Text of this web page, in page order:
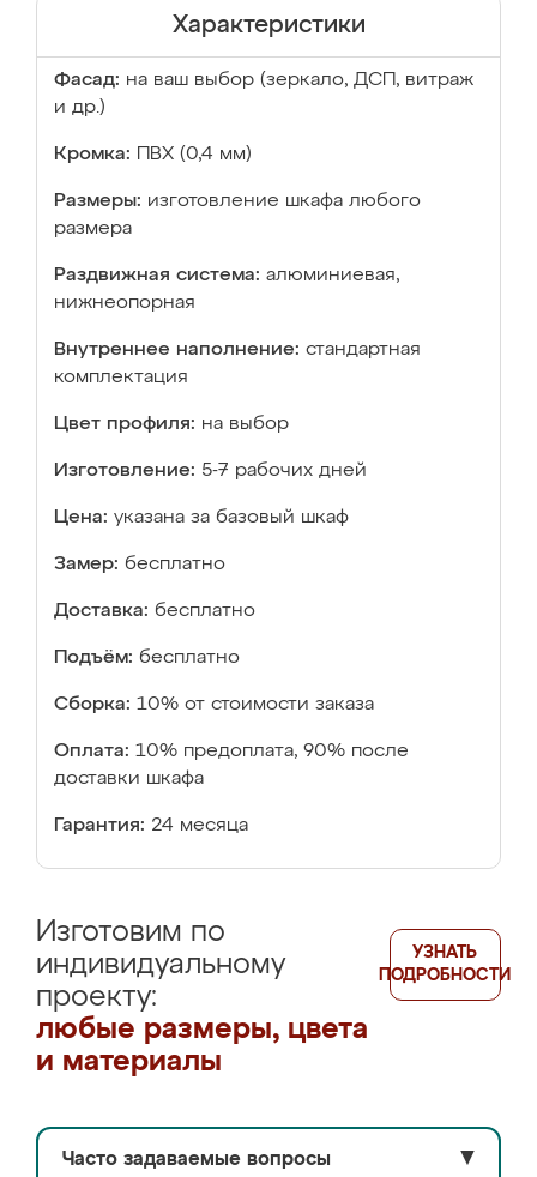
Характеристики
Фасад: на ваш выбор (зеркало, ДСП, витраж
и др.)
Кромка: ПВХ (0,4 мм)
Размеры: изготовление шкафа любого
размера
Раздвижная система: алюминиевая,
нижнеопорная
Внутреннее наполнение: стандартная
комплектация
Цвет профиля: на выбор
Изготовление: 5-7 рабочих дней
Цена: указана за базовый шкаф
Замер: бесплатно
Доставка: бесплатно
Подъём: бесплатно
Сборка: 10% от стоимости заказа
Оплата: 10% предоплата, 90% после
доставки шкафа
Гарантия: 24 месяца
Изготовим по
индивидуальному
проекту:
любые размеры, цвета
и материалы
УЗНАТЬ
ПОДРОБНОСТИ
Часто задаваемые вопросы ▼